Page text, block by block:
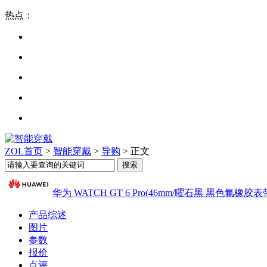
热点：
ZOL首页 > 智能穿戴 > 导购 > 正文
华为 WATCH GT 6 Pro(46mm/曜石黑 黑色氟橡胶表
产品综述
图片
参数
报价
点评